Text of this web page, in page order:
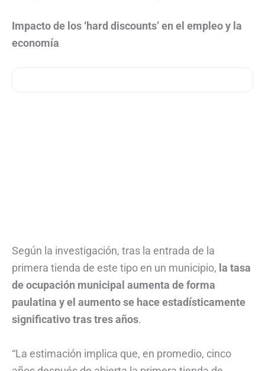
Impacto de los ‘hard discounts’ en el empleo y la
economía
Según la investigación, tras la entrada de la
primera tienda de este tipo en un municipio, la tasa
de ocupación municipal aumenta de forma
paulatina y el aumento se hace estadísticamente
significativo tras tres años.
“La estimación implica que, en promedio, cinco